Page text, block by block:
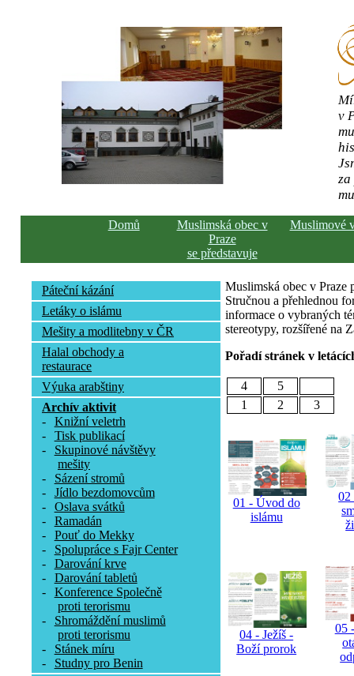
v
Domů
Muslimská obec v
Praze
se představuje
Muslimové
Páteční kázání
Letáky o islámu
Mešity a modlitebny v ČR
Halal obchody a
restaurace
Výuka arabštiny
Archív aktivit
-
Knižní veletrh
-
Tisk publikací
-
Skupinové návštěvy
mešity
-
Sázení stromů
-
Jídlo bezdomovcům
-
Oslava svátků
-
Ramadán
-
Pouť do Mekky
-
Spolupráce s Fajr Center
-
Darování krve
-
Darování tabletů
-
Konference Společně
proti terorismu
-
Shromáždění muslimů
proti terorismu
-
Stánek míru
-
Studny pro Benin
Muslimská obec v Praze
Stručnou a přehlednou
informace o vybraných
stereotypy, rozšířené na
Pořadí stránek v
4
5
1
2 3
01 - Úvod do
islámu
02
04 - Ježíš -
Boží prorok
05